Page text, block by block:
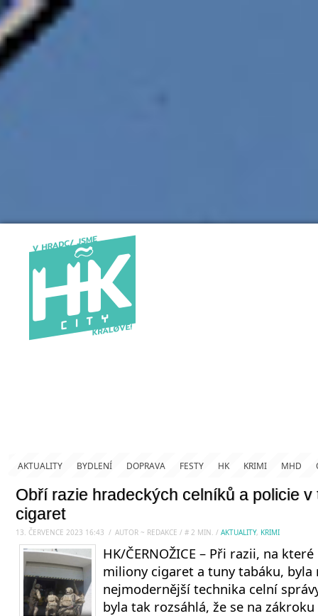
AKTUALITY BYDLENÍ DOPRAVA FESTY HK KRIMI MHD
Obří razie hradeckých celníků a policie v
cigaret
13. ČERVENCE 2023 16:43 / AUTOR ~ REDAKCE / # 2 MIN. / AKTUALITY, KRIMI
HK/ČERNOŽICE – Při razii, na
miliony cigaret a tuny tabáku, byla
nejmodernější technika celní
byla tak rozsáhlá, že se na